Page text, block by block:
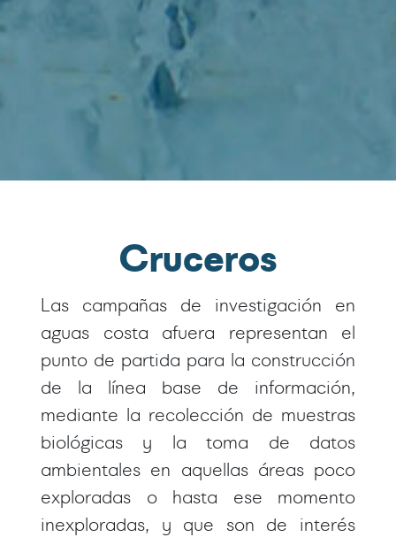
Cruceros
Las campañas de investigación en
aguas costa afuera representan el
punto de partida para la construcción
de la línea base de información,
mediante la recolección de muestras
biológicas y la toma de datos
ambientales en aquellas áreas poco
exploradas o hasta ese momento
inexploradas, y que son de interés